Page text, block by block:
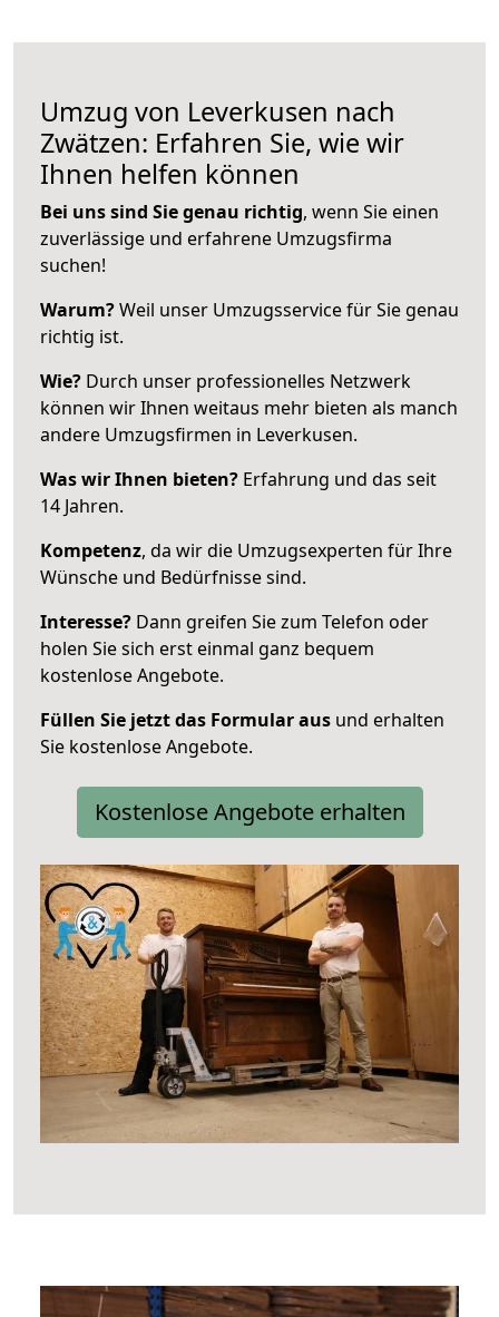
Umzug von Leverkusen nach
Zwätzen: Erfahren Sie, wie wir
Ihnen helfen können
Bei uns sind Sie genau richtig, wenn Sie einen
zuverlässige und erfahrene Umzugsfirma
suchen!
Warum?Weil unser Umzugsservice für Sie genau
richtig ist.
Wie? Durch unser professionelles Netzwerk
können wir Ihnen weitaus mehr bieten als manch
andere Umzugsfirmen in Leverkusen.
Was wir Ihnen bieten? Erfahrung und das seit
14 Jahren.
Kompetenz, da wir die Umzugsexperten für Ihre
Wünsche und Bedürfnisse sind.
Interesse? Dann greifen Sie zum Telefon oder
holen Sie sich erst einmal ganz bequem
kostenlose Angebote.
Füllen Sie jetzt das Formular aus und erhalten
Sie kostenlose Angebote.
Kostenlose Angebote erhalten